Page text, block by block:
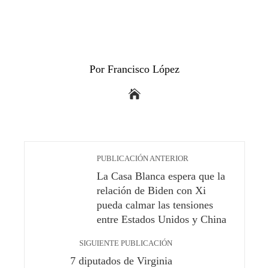
Por Francisco López
PUBLICACIÓN ANTERIOR
La Casa Blanca espera que la
relación de Biden con Xi
pueda calmar las tensiones
entre Estados Unidos y China
SIGUIENTE PUBLICACIÓN
7 diputados de Virginia